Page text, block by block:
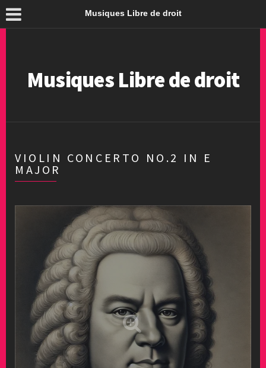
Musiques Libre de droit
Musiques Libre de droit
VIOLIN CONCERTO NO.2 IN E
MAJOR